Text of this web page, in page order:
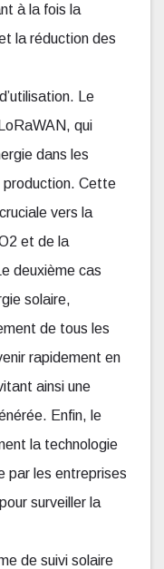
à la fois la
la réduction des
Le
qui
dans les
production. Cette
vers la
et de la
deuxième cas
solaire,
de tous les
rapidement en
ainsi une
Enfin, le
la technologie
par les entreprises
surveiller la
de suivi solaire